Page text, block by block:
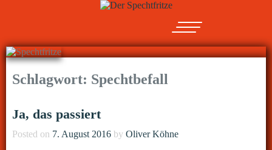
Schlagwort: Spechtbefall
Ja, das passiert
Posted on 7. August 2016 by Oliver Köhne